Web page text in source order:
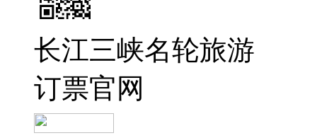
长江三峡名轮旅游
订票官网